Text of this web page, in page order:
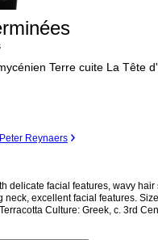
Terre cuite La Tête
Reynaers
delicate facial features, wavy
facial features. Size: 3.9 cm L - 1 9/16
Culture: Greek, c. 3rd